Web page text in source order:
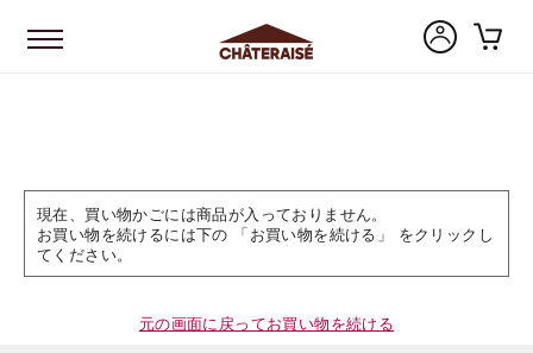
現在、買い物かごには商品が入っておりません。
お買い物を続けるには下の 「お買い物を続ける」 をクリックし
てください。
元の画面に戻ってお買い物を続ける